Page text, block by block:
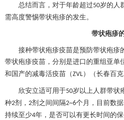
总结而言，对于年龄超过50岁的人
需高度警惕带状疱疹的发生。
带状疱疹
接种带状疱疹疫苗是预防带状疱疹
带状疱疹疫苗，分别是进口的重组亚单
和国产的减毒活疫苗（ZVL）（长春百克
欣安立适可用于50岁以上人群带状
种2剂， 2剂之间间隔2~6个月，目前数
持续至少4年，是否可以有更长时间的保